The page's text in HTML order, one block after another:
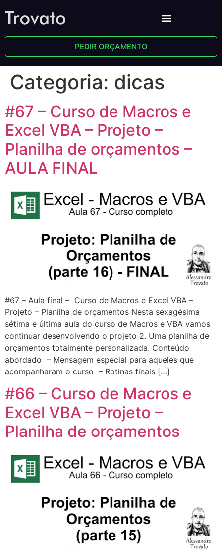
PEDIR ORÇAMENTO
Categoria: dicas
#67 – Curso de Macros e
Excel VBA – Projeto –
Planilha de orçamentos –
AULA FINAL
#67 – Aula final – Curso de Macros e Excel VBA –
Projeto – Planilha de orçamentos Nesta sexagésima
sétima e última aula do curso de Macros e VBA vamos
continuar desenvolvendo o projeto 2. Uma planilha de
orçamentos totalmente personalizada. Conteúdo
abordado – Mensagem especial para aqueles que
acompanharam o curso – Rotinas finais […]
#66 – Curso de Macros e
Excel VBA – Projeto –
Planilha de orçamentos